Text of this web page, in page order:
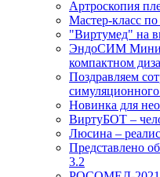
Артроскопия
Мастер-класс
"Виртумед" на
ЭндоСИМ Мини
компактном
Поздравляем
Новинка для
ВиртуБОТ –
Люсина –
Представлено
3.2